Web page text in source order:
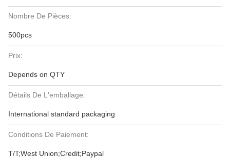
Nombre De Pièces:
500pcs
Prix:
Depends on QTY
Détails De L'emballage:
International standard packaging
Conditions De Paiement:
T/T;West Union;Credit;Paypal